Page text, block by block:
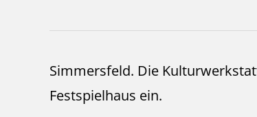
Simmersfeld. Die
Festspielhaus ein.